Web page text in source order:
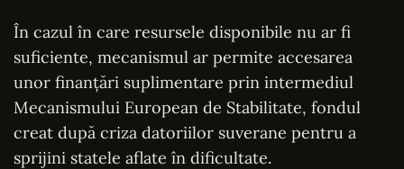
În cazul în care resursele disponibile nu ar fi
suficiente, mecanismul ar permite accesarea
unor finanțări suplimentare prin intermediul
Mecanismului European de Stabilitate, fondul
creat după criza datoriilor suverane pentru a
sprijini statele aflate în dificultate.